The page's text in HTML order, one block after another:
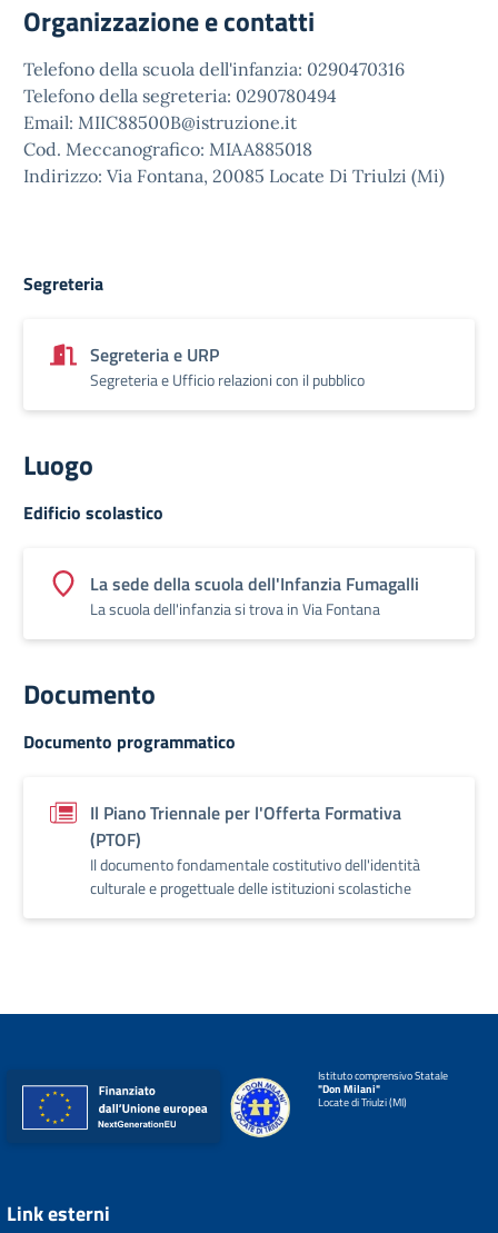
Organizzazione e contatti
Telefono della scuola dell'infanzia: 0290470316
Telefono della segreteria: 0290780494
Email: MIIC88500B@istruzione.it
Cod. Meccanografico: MIAA885018
Indirizzo: Via Fontana, 20085 Locate Di Triulzi (Mi)
Segreteria
Segreteria e URP
Segreteria e Ufficio relazioni con il pubblico
Luogo
Edificio scolastico
La sede della scuola dell'Infanzia Fumagalli
La scuola dell'infanzia si trova in Via Fontana
Documento
Documento programmatico
Il Piano Triennale per l'Offerta Formativa
(PTOF)
Il documento fondamentale costitutivo dell'identità
culturale e progettuale delle istituzioni scolastiche
Istituto comprensivo Statale
"Don Milani"
Locate di Triulzi (MI)
Link esterni